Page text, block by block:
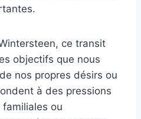
ce transit
objectifs que nous
nos propres désirs ou
à des pressions
ou